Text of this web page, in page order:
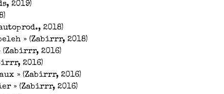
2019)
2018)
» (Zabirrr, 2018)
(Zabirrr, 2016)
2016)
» (Zabirrr, 2016)
» (Zabirrr, 2016)